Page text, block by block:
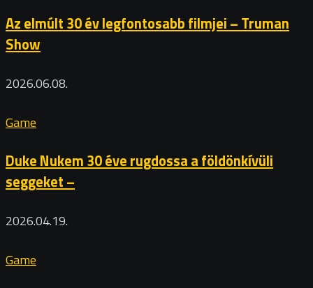
Az elmúlt 30 év legfontosabb filmjei – Truman
Show
2026.06.08.
Game
Duke Nukem 30 éve rugdossa a földönkívüli
seggeket –
2026.04.19.
Game